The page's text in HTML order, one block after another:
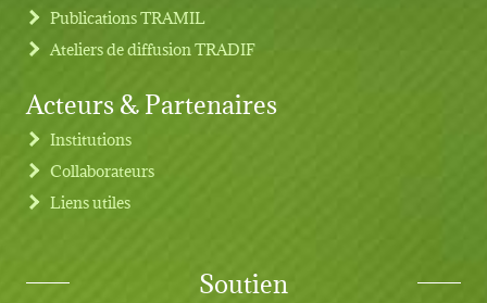
Publications TRAMIL
Ateliers de diffusion TRADIF
Acteurs & Partenaires
Institutions
Collaborateurs
Liens utiles
Soutien